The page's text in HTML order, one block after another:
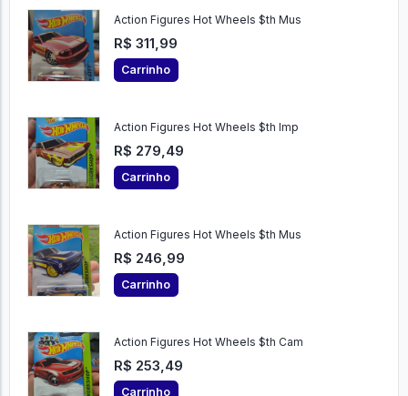
Action Figures Hot Wheels $th Mus
R$ 311,99
Carrinho
Action Figures Hot Wheels $th Imp
R$ 279,49
Carrinho
Action Figures Hot Wheels $th Mus
R$ 246,99
Carrinho
Action Figures Hot Wheels $th Cam
R$ 253,49
Carrinho